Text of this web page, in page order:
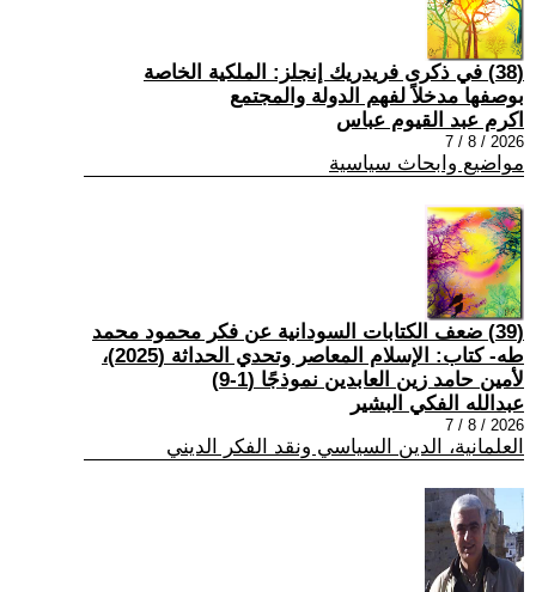
(38) في ذكرى فريدريك إنجلز: الملكية الخاصة
بوصفها مدخلاً لفهم الدولة والمجتمع
اكرم عبد القيوم عباس
2026 / 8 / 7
مواضيع وابحاث سياسية
(39) ضعف الكتابات السودانية عن فكر محمود محمد
طه- كتاب: الإسلام المعاصر وتحدي الحداثة (2025)،
لأمين حامد زين العابدين نموذجًا (1-9)
عبدالله الفكي البشير
2026 / 8 / 7
العلمانية، الدين السياسي ونقد الفكر الديني